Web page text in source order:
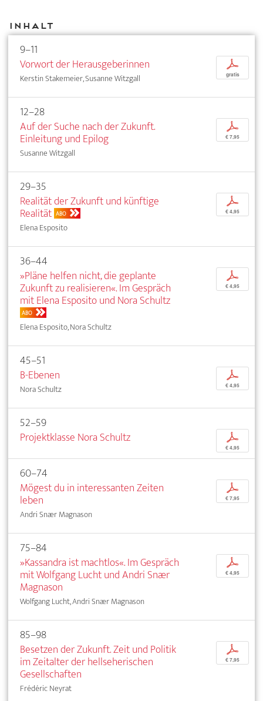
Inhalt
9–11
Vorwort der Herausgeberinnen
Kerstin Stakemeier, Susanne Witzgall
p
gratis
12–28
Auf der Suche nach der Zukunft.
Einleitung und Epilog
Susanne Witzgall
p
€ 7,95
29–35
Realität der Zukunft und künftige
Realität ABO
Elena Esposito
p
€ 4,95
36–44
»Pläne helfen nicht, die geplante
Zukunft zu realisieren«. Im Gespräch
mit Elena Esposito und Nora Schultz
ABO
Elena Esposito, Nora Schultz
p
€ 4,95
45–51
B-Ebenen
Nora Schultz
p
€ 4,95
52–59
Projektklasse Nora Schultz
p
€ 4,95
60–74
Mögest du in interessanten Zeiten
leben
Andri Snær Magnason
p
€ 7,95
75–84
»Kassandra ist machtlos«. Im Gespräch
mit Wolfgang Lucht und Andri Snær
Magnason
Wolfgang Lucht, Andri Snær Magnason
p
€ 4,95
85–98
Besetzen der Zukunft. Zeit und Politik
im Zeitalter der hellseherischen
Gesellschaften
Frédéric Neyrat
p
€ 7,95